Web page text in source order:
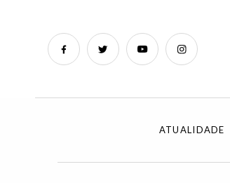
ATUALIDADE